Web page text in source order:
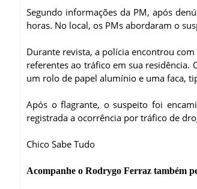
Segundo informações da PM, após
horas. No local, os PMs abordaram o
Durante revista, a polícia encontrou
referentes ao tráfico em sua residência.
um rolo de papel alumínio e uma faca,
Após o flagrante, o suspeito foi
registrada a ocorrência por tráfico de
Chico Sabe Tudo
Acompanhe o Rodrygo Ferraz também